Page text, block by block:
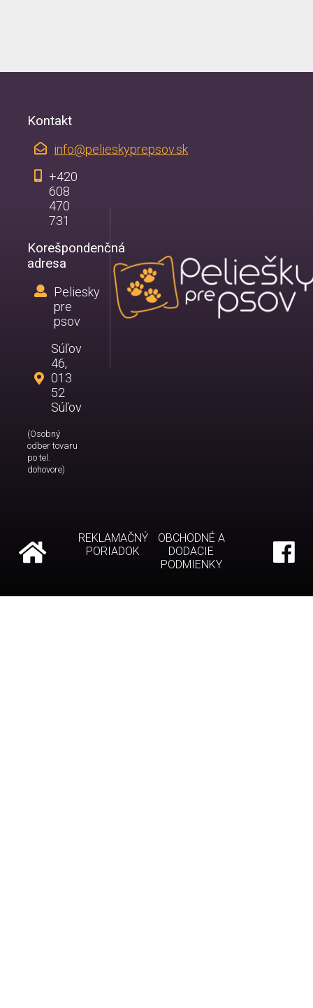
Kontakt
info@pelieskyprepsov.sk
+420
608
470
731
Korešpondenčná
adresa
Peliesky
pre
psov
Súľov
46,
013
52
Súľov
(Osobný
odber tovaru
po tel.
dohovore)
REKLAMAČNÝ
PORIADOK
OBCHODNÉ A
DODACIE
PODMIENKY